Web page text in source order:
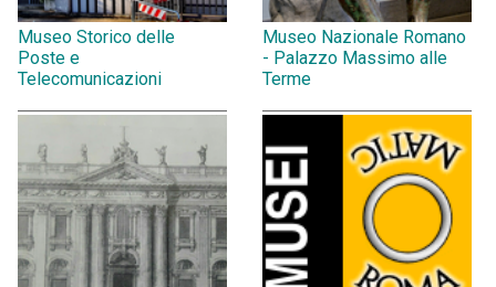
Museo Storico delle
Poste e
Telecomunicazioni
Museo Nazionale Romano
- Palazzo Massimo alle
Terme